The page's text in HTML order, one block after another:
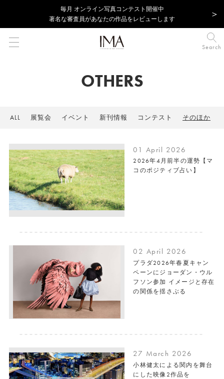
毎⽉ オンライン写真コンテスト開催中
著名な審査員があなたの作品をレビューします
Search
OTHERS
ALL 展覧会 イベント 新刊情報 コンテスト そのほか
01 April 2026
2026年4月前半の運勢【マ
コのポジティブ占い】
02 April 2026
プラダ2026年春夏キャン
ペーンにジョーダン・ウル
フソン参加 イメージと存在
の関係を揺さぶる
27 March 2026
小林健太による関内を舞台
にした映像2作品を